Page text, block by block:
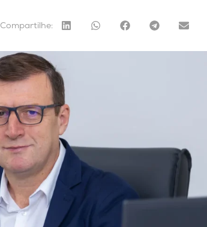
Compartilhe: